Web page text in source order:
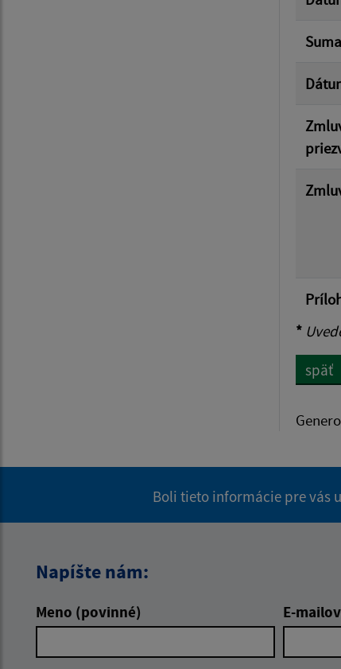
*
späť
Boli tieto informácie pre vás
Napíšte nám:
Meno (povinné) E-